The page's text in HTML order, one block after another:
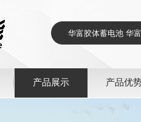
产品展示 产品优